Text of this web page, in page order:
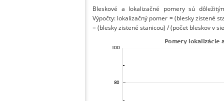
Bleskové a lokalizačné pomery sú
Výpočty: lokalizačný pomer = (blesky zistené
= (blesky zistené stanicou) / (počet bleskov v